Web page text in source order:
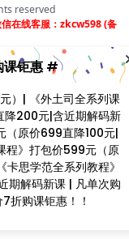
❅
❅
reserved
在线客服：zkcw598 (备
课钜惠 #
）| 《外土司全系列课
降200元|含近期解码
元（原价699直降100
课程》打包价599元
| 《卡思学范全系列
元|含近期解码新课 |
价7折购课钜惠！！